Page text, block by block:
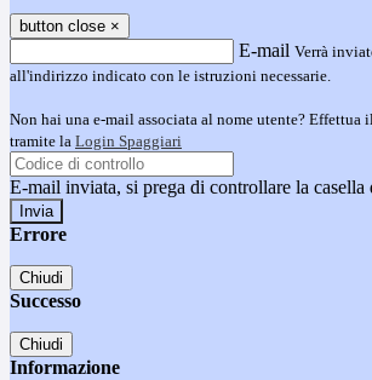
button close ×
E-mail Verrà
all'indirizzo indicato con le istruzioni necessarie.
Non hai una e-mail associata al nome utente? Effettua
tramite la Login Spaggiari
E-mail inviata, si prega di controllare la casella
Errore
Chiudi
Successo
Chiudi
Informazione